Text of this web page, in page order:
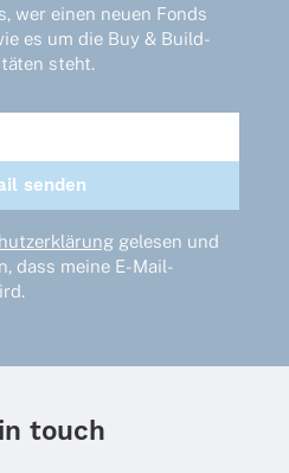
wer einen neuen Fonds
es um die Buy & Build-
steht.
gelesen und
dass meine E-Mail-
touch